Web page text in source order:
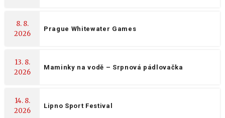
8. 8.
2026
Prague Whitewater Games
13. 8.
2026
Maminky na vodě – Srpnová pádlovačka
14. 8.
2026
Lipno Sport Festival